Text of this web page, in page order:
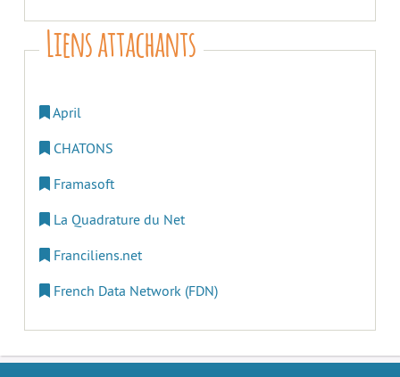
Liens attachants
April
CHATONS
Framasoft
La Quadrature du Net
Franciliens.net
French Data Network (FDN)